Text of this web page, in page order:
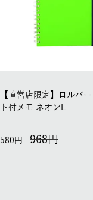
【直営店限定】ロルバ
ト付メモ ネオンL
968
580